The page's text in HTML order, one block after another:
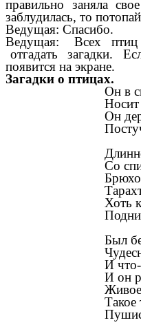
правильно заняла
заблудилась, то
Ведущая: Спасибо.
Ведущая: Всех птиц
отгадать загадки.
появится на экране.
Загадки о птицах.
Он в
Носит
Он
Со
Брюхо
Хоть
Был
И что-
И он
Такое